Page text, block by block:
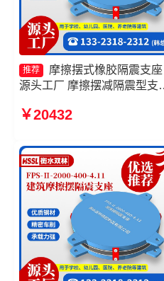
推荐
摩擦摆式橡胶隔震支座
源头工厂 摩擦摆减隔震型支
FPSII-4000-300-3.48 摩擦摆
3.81生产厂家
￥20432